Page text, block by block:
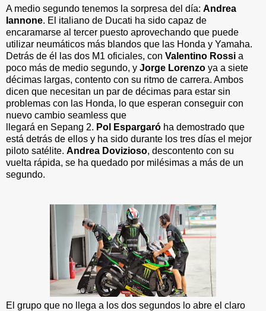
A medio segundo tenemos la sorpresa del día: Andrea
Iannone. El italiano de Ducati ha sido capaz de
encaramarse al tercer puesto aprovechando que puede
utilizar neumáticos más blandos que las Honda y Yamaha.
Detrás de él las dos M1 oficiales, con Valentino Rossi a
poco más de medio segundo, y Jorge Lorenzo ya a siete
décimas largas, contento con su ritmo de carrera. Ambos
dicen que necesitan un par de décimas para estar sin
problemas con las Honda, lo que esperan conseguir con
nuevo cambio seamless que
llegará en Sepang 2. Pol Espargaró ha demostrado que
está detrás de ellos y ha sido durante los tres días el mejor
piloto satélite. Andrea Dovizioso, descontento con su
vuelta rápida, se ha quedado por milésimas a más de un
segundo.
El grupo que no llega a los dos segundos lo abre el claro